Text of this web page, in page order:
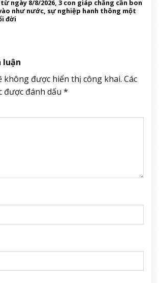
ngày 8/8/2026, 3 con giáp chẳng cần bon
như nước, sự nghiệp hanh thông một
đời
luận
không được hiển thị công khai. Các
đánh dấu *